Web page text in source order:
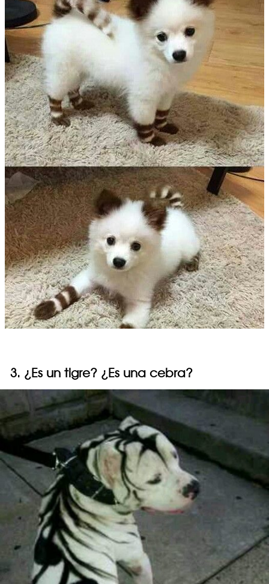
3. ¿Es un tigre? ¿Es una cebra?